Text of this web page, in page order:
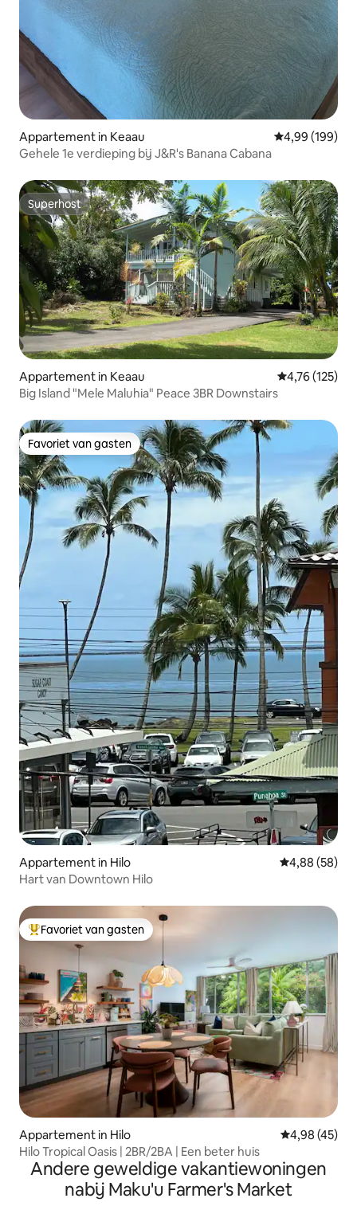
Appartement in Keaau Gemiddelde
4,99 (199)
Gehele 1e verdieping bij J&R's Banana Cabana
Superhost
Superhost
Appartement in Keaau Gemiddelde
4,76 (125)
Big Island "Mele Maluhia" Peace 3BR Downstairs
Favoriet van gasten
Favoriet van gasten
Appartement in Hilo Gemiddelde
4,88 (58)
Hart van Downtown Hilo
Topfavoriet van gasten
Favoriet van gasten
Appartement in Hilo Gemiddelde
4,98 (45)
Hilo Tropical Oasis | 2BR/2BA | Een beter huis
Andere geweldige vakantiewoningen
nabij Maku'u Farmer's Market